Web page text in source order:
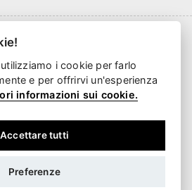
8,23 € · gratuita oltre51,99 €
partire da 2 giorni lavorativi
i cookie per farlo
e per offrirvi un'esperienza
informazioni sui cookie.
Accettare tutti
Preferenze